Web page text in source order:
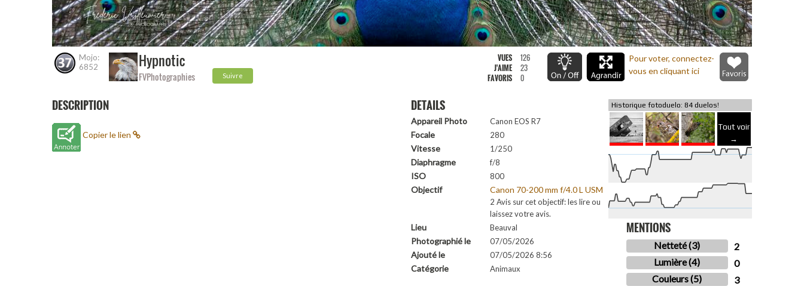
Mojo:
6852
Hypnotic
FVPhotographies Suivre
VUES
J'AIME
FAVORIS
126
23
0
Pour voter, connectez-
vous en cliquant ici
DESCRIPTION
Copier le lien
DETAILS
Appareil Photo Canon EOS R7
Focale 280
Vitesse 1/250
Diaphragme f/8
ISO 800
Objectif Canon 70-200 mm f/4.0 L USM
2 Avis sur cet objectif: les lire ou
laissez votre avis.
Lieu Beauval
Photographié le 07/05/2026
Ajouté le 07/05/2026 8:56
Catégorie Animaux
Historique fotoduelo: 84 duelos!
Tout voir
→
MENTIONS
Netteté (3)
2
Lumière (4)
0
Couleurs (5)
3